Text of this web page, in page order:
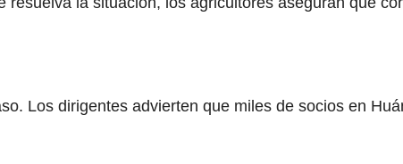
Los dirigentes advierten que miles de socios en